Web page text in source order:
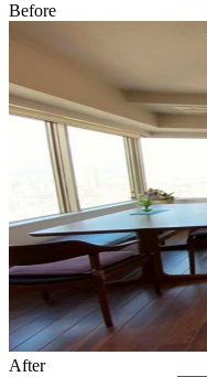
Before
After